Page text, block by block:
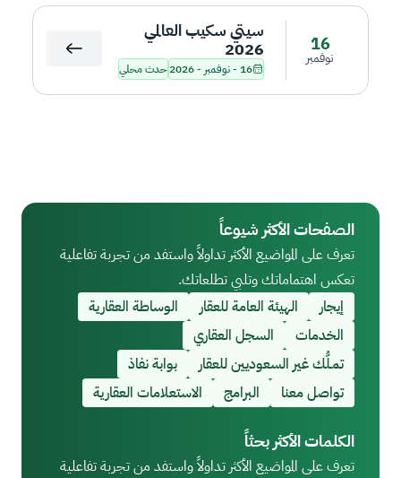
16
نوفمبر
سيتي سكيب العالمي
2026
16 - نوفمبر - 2026 حدث محلي
الصفحات الأكثر شيوعاً
تعرف على المواضيع الأكثر تداولاً واستفد من تجربة تفاعلية
تعكس اهتماماتك وتلبي تطلعاتك.
إيجار
الهيئة العامة للعقار
الوساطة العقارية
الخدمات
السجل العقاري
تمـلُّك غير السعوديين للعقار
بوابة نفاذ
تواصل معنا
البرامج الاستعلامات العقارية
الكلمات الأكثر بحثاً
تعرف على المواضيع الأكثر تداولاً واستفد من تجربة تفاعلية